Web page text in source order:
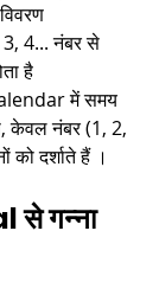
4... नंबर से
है​
में समय
केवल नंबर (1, 2,
को दर्शाते हैं ।​
से गन्ना